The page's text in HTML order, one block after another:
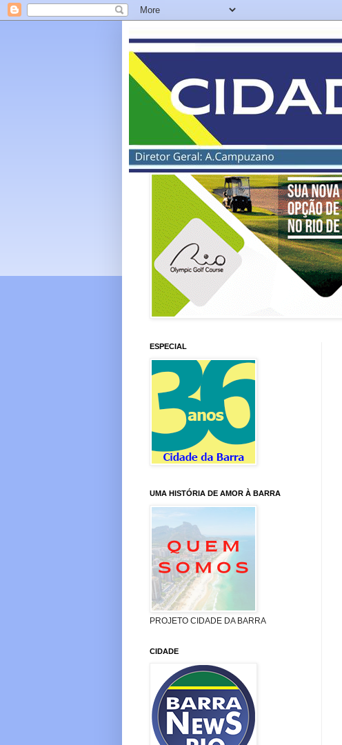
ESPECIAL
UMA HISTÓRIA DE AMOR À BARRA
PROJETO CIDADE DA BARRA
CIDADE